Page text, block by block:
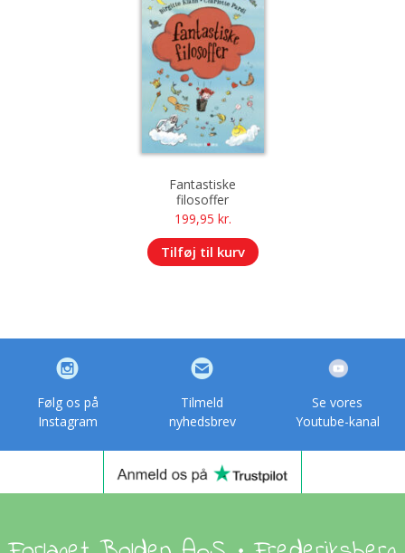
Fantastiske
filosoffer
199,95 kr.
Tilføj til kurv
Følg os på
Instagram
Tilmeld
nyhedsbrev
Se vores
Youtube-kanal